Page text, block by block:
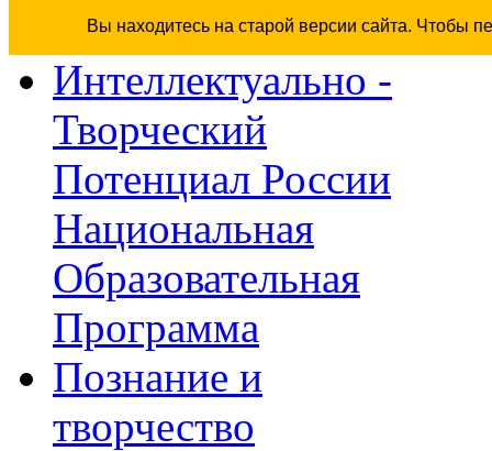
Вы находитесь на старой версии сайта. Чтобы
Интеллектуально -
Творческий
Потенциал России
Национальная
Образовательная
Программа
Познание и
творчество